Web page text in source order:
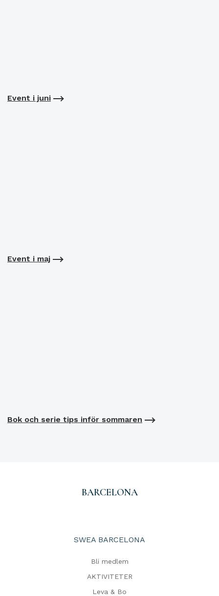
Event i juni
Event i maj
Bok och serie tips inför sommaren
BARCELONA
SWEA BARCELONA
Bli medlem
AKTIVITETER
Leva & Bo